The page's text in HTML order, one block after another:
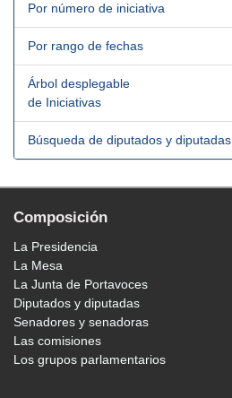
Por número de iniciativa
Por rango de fechas
Árbol desplegable
de Iniciativas
Búsqueda de diputados y diputadas
Composición
La Presidencia
La Mesa
La Junta de Portavoces
Diputados y diputadas
Senadores y senadoras
Las comisiones
Los grupos parlamentarios